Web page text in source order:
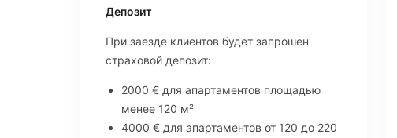
Депозит
При заезде клиентов будет запрошен
страховой депозит:
2000 € для апартаментов площадью
менее 120 м²
4000 € для апартаментов от 120 до 220